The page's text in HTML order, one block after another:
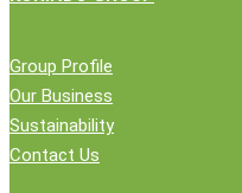
Group Profile
Our Business
Sustainability
Contact Us